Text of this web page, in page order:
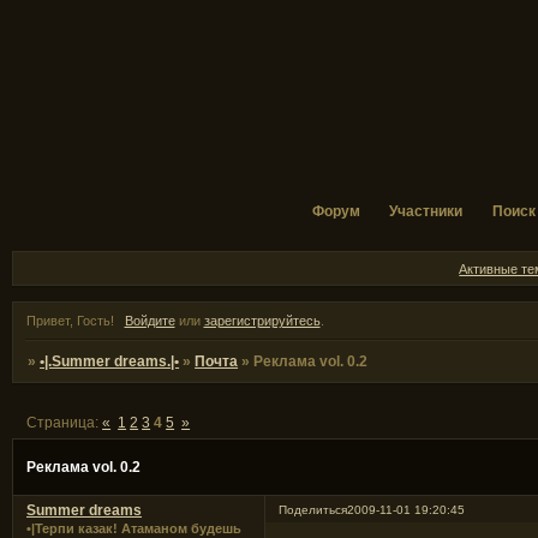
Форум Участники Поиск
Активные
Привет, Гость! Войдитеили зарегистрируйтесь.
»•|.Summer dreams.|• » Почта » Реклама vol. 0.2
Реклама vol. 0.2
Страница:« 1 2 3 4 5 »
Поделиться2009-11-01 19:20:45
Summer dreams
•|Терпи казак! Атаманом будешь